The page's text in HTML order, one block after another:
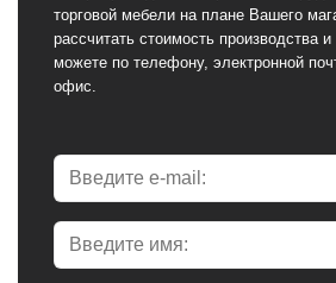
торговой мебели на плане Вашего
рассчитать стоимость производства
можете по телефону, электронной
офис.